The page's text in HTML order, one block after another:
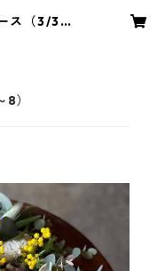
ス（3/3～
）